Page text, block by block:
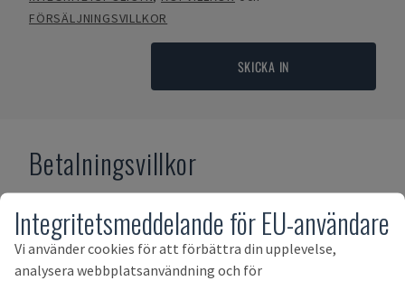
FÖRSÄLJNINGSVILLKOR
SKICKA IN
Betalningsvillkor
Integritetsmeddelande för EU-användare
Vi använder cookies för att förbättra din upplevelse,
analysera webbplatsanvändning och för